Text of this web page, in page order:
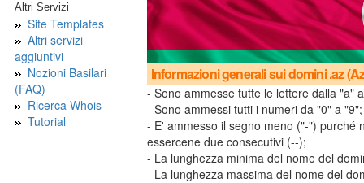
Altri Servizi
Site Templates
Altri servizi
aggiuntivi
Nozioni Basilari
(FAQ)
Ricerca Whois
Tutorial
Informazioni generali sui domini .az
- Sono ammesse tutte le lettere dalla "a"
- Sono ammessi tutti i numeri da "0" a "9";
- E' ammesso il segno meno ("-") purché
essercene due consecutivi (--);
- La lunghezza minima del nome del
- La lunghezza massima del nome del